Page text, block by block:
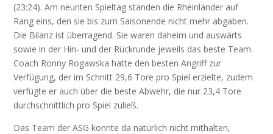
(23:24). Am neunten Spieltag standen die Rheinländer auf
Rang eins, den sie bis zum Saisonende nicht mehr abgaben.
Die Bilanz ist überragend. Sie waren daheim und auswärts
sowie in der Hin- und der Rückrunde jeweils das beste Team.
Coach Ronny Rogawska hatte den besten Angriff zur
Verfügung, der im Schnitt 29,6 Tore pro Spiel erzielte, zudem
verfügte er auch über die beste Abwehr, die nur 23,4 Tore
durchschnittlich pro Spiel zuließ.
Das Team der ASG konnte da natürlich nicht mithalten,